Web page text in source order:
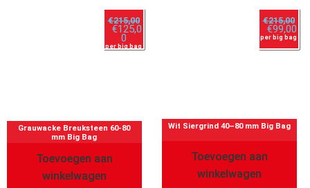
Grauwacke Breuksteen 60-80
mm Big Bag
€215,00
€125,0
0
per big bag
Toevoegen aan
winkelwagen
Wit Siergrind 40–80 mm Big Bag
€215,00
€99,00
per big bag
Toevoegen aan
winkelwagen